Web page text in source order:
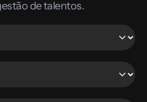
de talentos.